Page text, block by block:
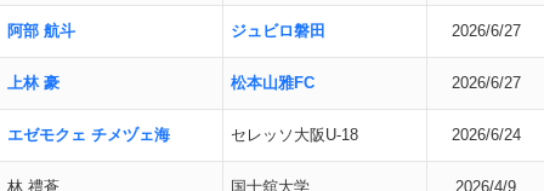
阿部 航斗 ジュビロ磐田 2026/6/27
上林 豪 松本山雅FC 2026/6/27
エゼモクェ チメヅェ海 セレッソ大阪U-18 2026/6/24
林 禮蒼 国士舘大学 2026/4/9